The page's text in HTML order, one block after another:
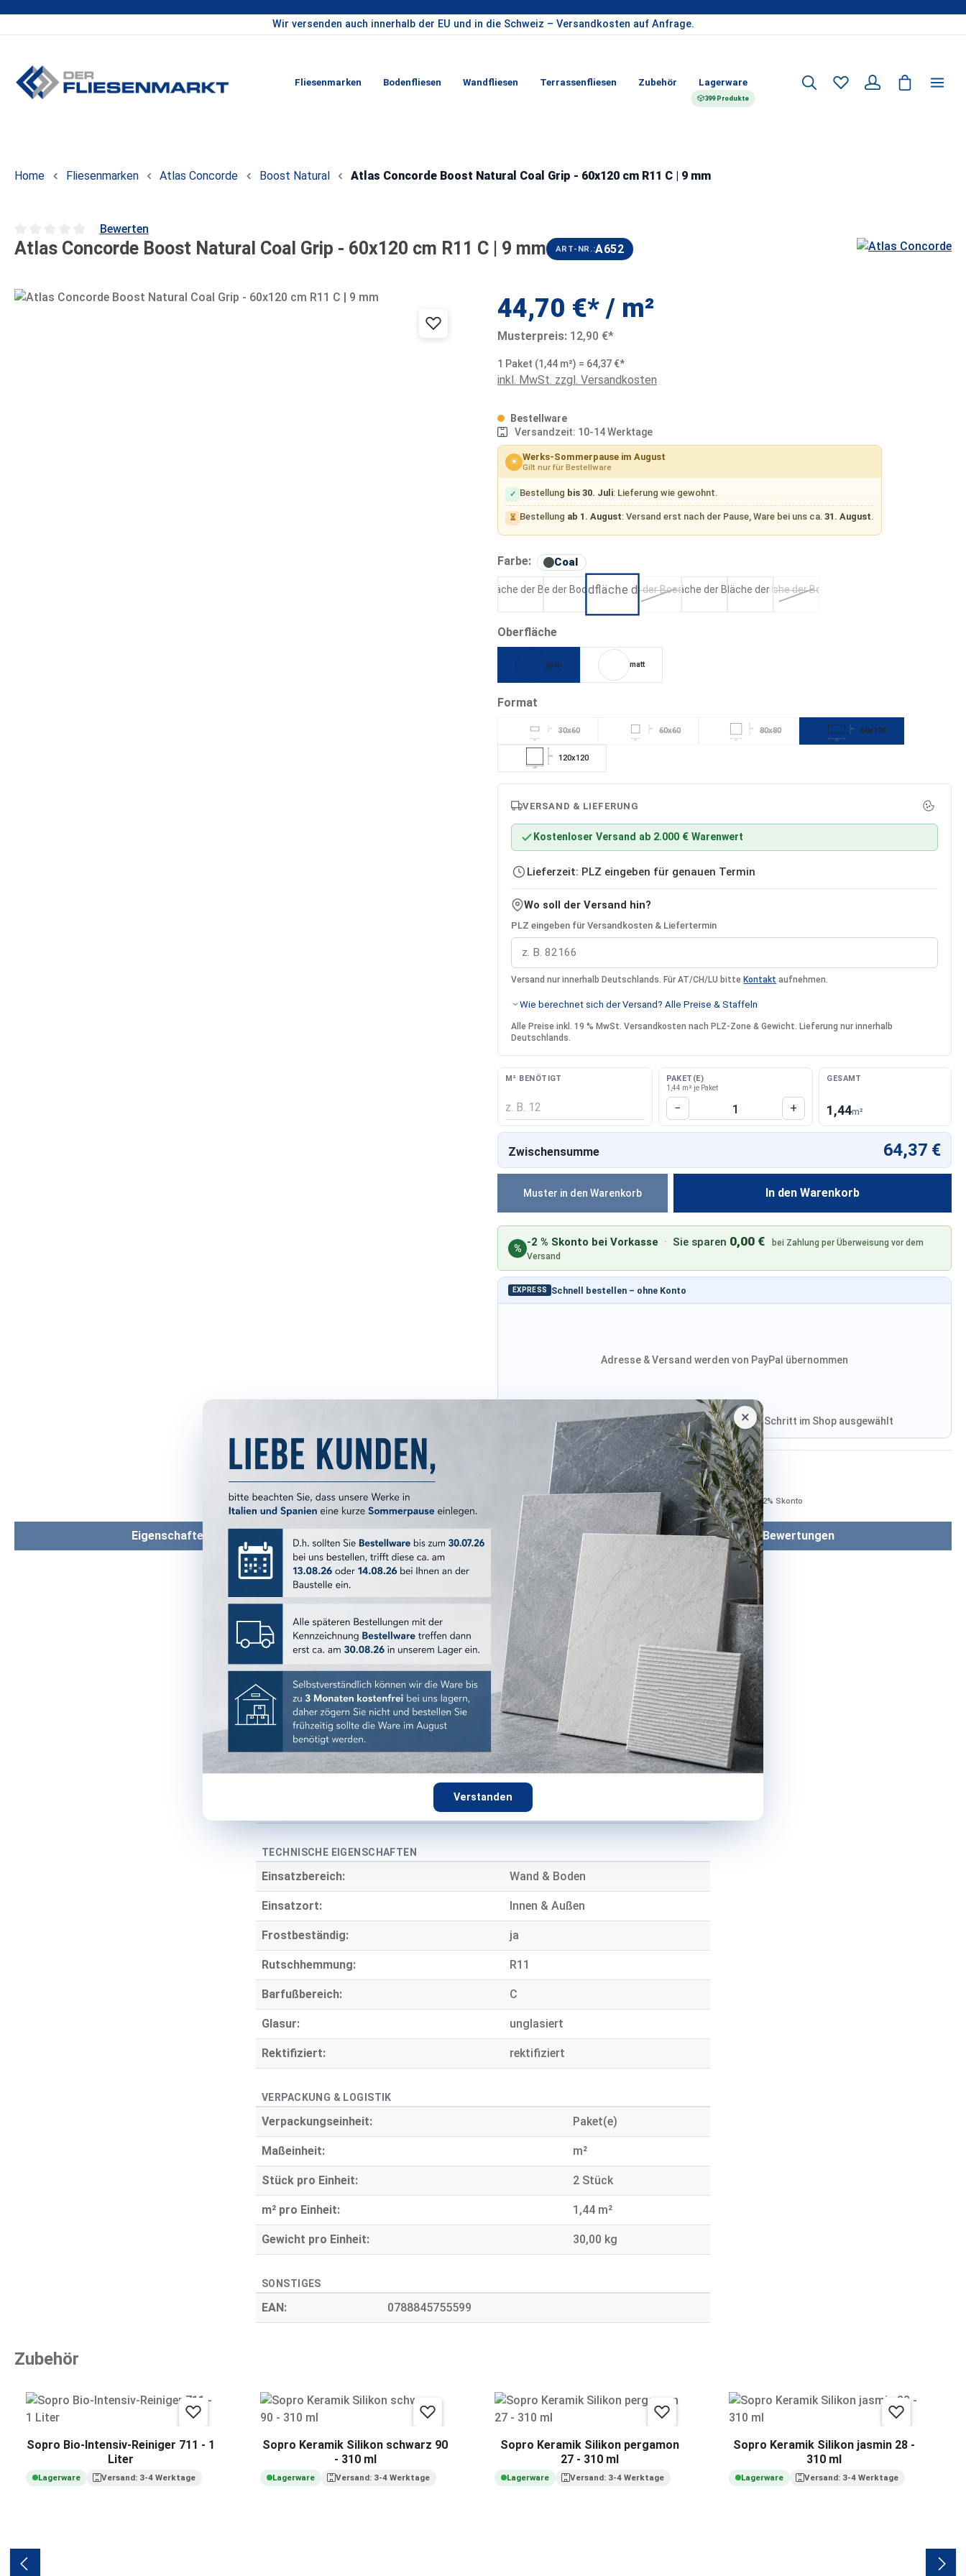
Wir versenden auch innerhalb der EU und in die Schweiz – Versandkosten auf Anfrage.
Fliesenmarken Bodenfliesen Wandfliesen Terrassenfliesen Zubehör Lagerware
399 Produkte
×
Verstanden
Home Fliesenmarken Atlas Concorde Boost Natural Atlas Concorde Boost Natural Coal Grip - 60x120 cm R11 C | 9 mm
Durchschnittliche Bewertung von 0 von 5 Sternen
Bewerten
Atlas Concorde Boost Natural Coal Grip - 60x120 cm R11 C | 9 mm ART-NR.:A652
Bildergalerie überspringen 44,70 €* / m²
Musterpreis: 12,90 €*
1 Paket (1,44 m²) = 64,37 €*
inkl. MwSt. zzgl. Versandkosten
Bestellware
Versandzeit: 10-14 Werktage
☀ Werks-Sommerpause im August
Gilt nur für Bestellware
✓ Bestellung bis 30. Juli: Lieferung wie gewohnt.
⏳ Bestellung ab 1. August: Versand erst nach der Pause, Ware bei uns ca.31. August.
Farbe: Coal auswählen
(Diese Option ist zurzeit nicht verfügbar.)
Umber
Oberflächeauswählen
grip matt
Format
30x60
(Diese Option ist zurzeit nicht verfügbar.)
60x60
(Diese Option ist zurzeit nicht verfügbar.)
80x80
(Diese Option ist zurzeit nicht verfügbar.)
120
60 60x120
120
120 120x120
VERSAND & LIEFERUNG
Kostenloser Versand ab 2.000 € Warenwert
Lieferzeit: PLZ eingeben für genauen Termin
Wo soll der Versand hin?
PLZ eingeben für Versandkosten & Liefertermin
Versand nur innerhalb Deutschlands. Für AT/CH/LU bitte Kontakt aufnehmen.
Wie berechnet sich der Versand? Alle Preise & Staffeln
Alle Preise inkl. 19 % MwSt. Versandkosten nach PLZ-Zone & Gewicht. Lieferung nur innerhalb
Deutschlands.
M² BENÖTIGT PAKET(E)
1,44 m² je Paket
Produkt Anzahl: Gib den
− +
GESAMT
1,44m²
In den Warenkorb
EXPRESS Schnell bestellen – ohne Konto
Adresse & Versand werden von PayPal übernommen
Adresse von Klarna, Versand wird im finalen Schritt im Shop ausgewählt
Zwischensumme 64,37 €
% -2 % Skonto bei Vorkasse · Sie sparen 0,00 €
bei Zahlung per Überweisung vor dem
Versand
Muster in den Warenkorb
Bezahlen mit
Bei Bezahlung per Vorkasse −2% Skonto
Eigenschaften Versandkosten Bewertungen
PRODUKTMERKMALE
Serie: Boost Natural
Format: 60x120 cm
Farbe:
Farbgruppe: grau
Oberfläche:
Optik: Steinoptik
TECHNISCHE EIGENSCHAFTEN
Einsatzbereich: Wand & Boden
Einsatzort: Innen & Außen
Frostbeständig: ja
Rutschhemmung: R11
Barfußbereich: C
Glasur: unglasiert
Rektifiziert: rektifiziert
VERPACKUNG & LOGISTIK
Verpackungseinheit: Paket(e)
Maßeinheit: m²
Stück pro Einheit: 2 Stück
m² pro Einheit: 1,44 m²
Gewicht pro Einheit: 30,00 kg
SONSTIGES
EAN: 0788845755599
Zubehör
Sopro Bio-Intensiv-Reiniger 711 - 1
Liter
Lagerware Versand: 3-4 Werktage
Sopro Keramik Silikon schwarz 90
- 310 ml
Lagerware Versand: 3-4 Werktage
Sopro Keramik Silikon pergamon
27 - 310 ml
Lagerware Versand: 3-4 Werktage
Sopro Keramik Silikon jasmin 28 -
310 ml
Lagerware Versand: 3-4 Werktage